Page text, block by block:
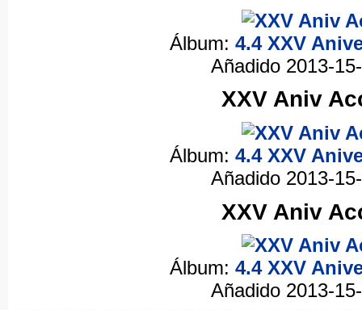
Álbum: 4.4 XXV
Añadido 2013-
XXV Aniv
Álbum: 4.4 XXV
Añadido 2013-
XXV Aniv
Álbum: 4.4 XXV
Añadido 2013-